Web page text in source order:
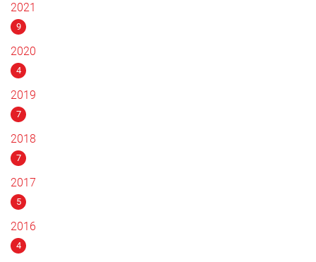
2021
9
2020
4
2019
7
2018
7
2017
5
2016
4